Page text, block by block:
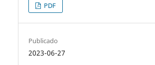
PDF
Publicado
2023-06-27